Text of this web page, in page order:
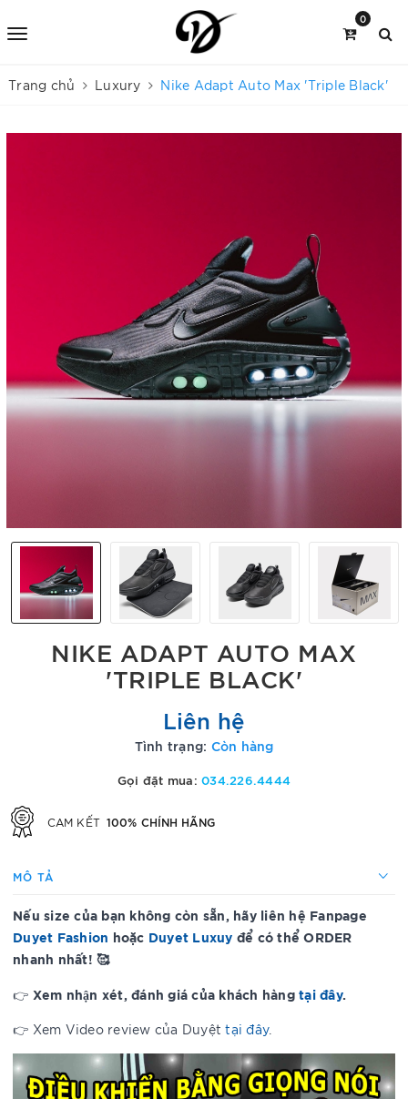
0
Trang chủ Luxury Nike Adapt Auto Max 'Triple Black'
NIKE ADAPT AUTO MAX
'TRIPLE BLACK'
Liên hệ
Tình trạng: Còn hàng
Gọi đặt mua:034.226.4444
CAM KẾT 100% CHÍNH HÃNG
MÔ TẢ
Nếu size của bạn không còn sẵn, hãy liên hệ Fanpage
Duyet Fashion hoặc Duyet Luxuy để có thể ORDER
nhanh nhất! 🥰
👉 Xem nhận xét, đánh giá của khách hàng tại đây.
👉 Xem Video review của Duyệttại đây.